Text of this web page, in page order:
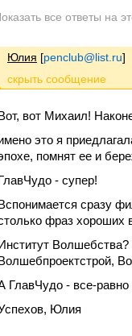
все ответы на
Юлия [penclub@list.ru]
вот Михаил!
это я
помнят ее и
- супер!
сразу
фраз хороших
ГлавЧудо - все-
Юлия